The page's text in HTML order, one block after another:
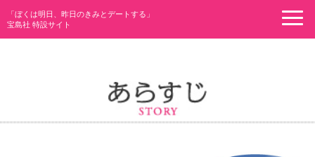
「ぼくは明日、昨日のきみとデートする」
宝島社 特設サイト
ナ
ビ